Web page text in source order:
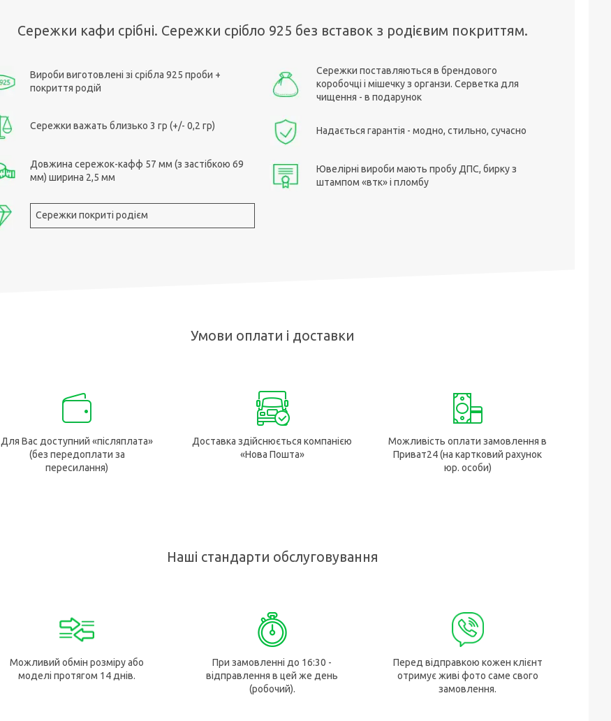
Сережки кафи срібні. Сережки срібло 925 без вставок з родієвим покриттям.
Вироби виготовлені зі срібла 925 проби +
покриття родій
Сережки важать близько 3 гр (+/- 0,2 гр)
Довжина сережок-кафф 57 мм (з застібкою 69
мм) ширина 2,5 мм
Сережки покриті родієм
Сережки поставляються в брендового
коробочці і мішечку з органзи. Серветка для
чищення - в подарунок
Надається гарантія - модно, стильно, сучасно
Ювелірні вироби мають пробу ДПС, бирку з
штампом «втк» і пломбу
Умови оплати і доставки
Для Вас доступний «післяплата»
(без передоплати за
пересилання)
Доставка здійснюється компанією
«Нова Пошта»
Можливість оплати замовлення в
Приват24 (на картковий рахунок
юр. особи)
Наші стандарти обслуговування
Можливий обмін розміру або
моделі протягом 14 днів.
При замовленні до 16:30 -
відправлення в цей же день
(робочий).
Перед відправкою кожен клієнт
отримує живі фото саме свого
замовлення.